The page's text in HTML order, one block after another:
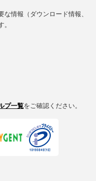
情報（ダウンロード情報、
プ一覧をご確認ください。